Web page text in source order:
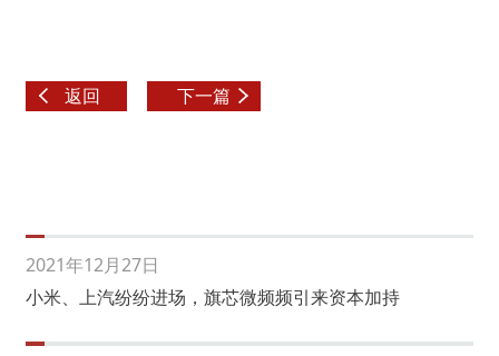
返回 下一篇
2021年12月27日
小米、上汽纷纷进场，旗芯微频频引来资本加持